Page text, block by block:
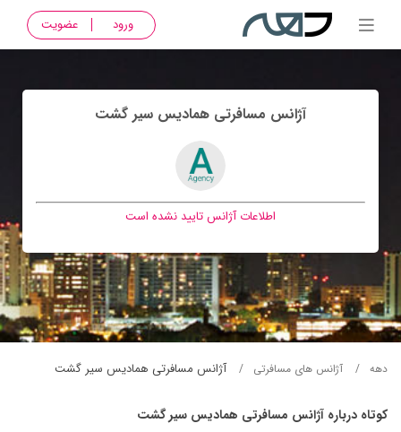
ورود عضویت
آژانس مسافرتی هماديس سير گشت
اطلاعات آژانس تایید نشده است
دهه آژانس های مسافرتی آژانس مسافرتی هماديس سير گشت
کوتاه درباره آژانس مسافرتی هماديس سير گشت